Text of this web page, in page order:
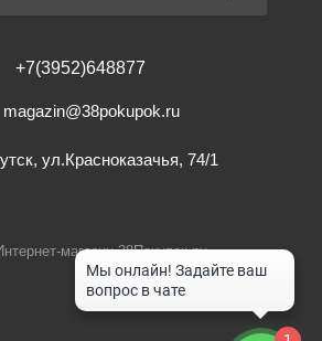
+7(3952)648877
magazin@38pokupok.ru
ул.Красноказачья, 74/1
магазин 38Покупок.ру